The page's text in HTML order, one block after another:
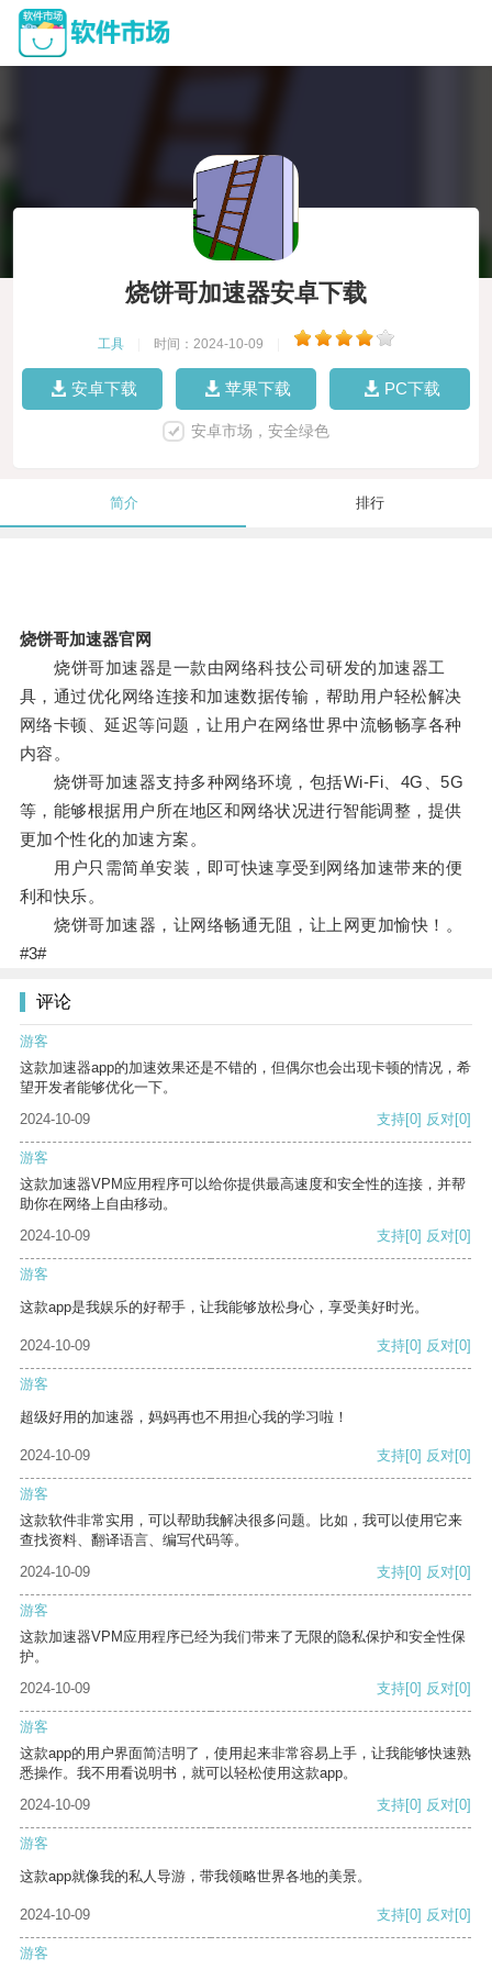
烧饼哥加速器安卓下载
工具 时间：2024-10-09
安卓下载 苹果下载 PC下载
安卓市场，安全绿色
简介 排行
烧饼哥加速器官网
烧饼哥加速器是一款由网络科技公司研发的加速器工
具，通过优化网络连接和加速数据传输，帮助用户轻松解决
网络卡顿、延迟等问题，让用户在网络世界中流畅畅享各种
内容。
烧饼哥加速器支持多种网络环境，包括Wi-Fi、4G、5G
等，能够根据用户所在地区和网络状况进行智能调整，提供
更加个性化的加速方案。
用户只需简单安装，即可快速享受到网络加速带来的便
利和快乐。
烧饼哥加速器，让网络畅通无阻，让上网更加愉快！。
#3#
评论
游客
这款加速器app的加速效果还是不错的，但偶尔也会出现卡顿的情况，希
望开发者能够优化一下。
2024-10-09
支持[0] 反对[0]
游客
这款加速器VPM应用程序可以给你提供最高速度和安全性的连接，并帮
助你在网络上自由移动。
2024-10-09
支持[0] 反对[0]
游客
这款app是我娱乐的好帮手，让我能够放松身心，享受美好时光。
2024-10-09 支持[0] 反对[0]
游客
超级好用的加速器，妈妈再也不用担心我的学习啦！
2024-10-09 支持[0] 反对[0]
游客
这款软件非常实用，可以帮助我解决很多问题。比如，我可以使用它来
查找资料、翻译语言、编写代码等。
2024-10-09
支持[0] 反对[0]
游客
这款加速器VPM应用程序已经为我们带来了无限的隐私保护和安全性保
护。
2024-10-09
支持[0] 反对[0]
游客
这款app的用户界面简洁明了，使用起来非常容易上手，让我能够快速熟
悉操作。我不用看说明书，就可以轻松使用这款app。
2024-10-09
支持[0] 反对[0]
游客
这款app就像我的私人导游，带我领略世界各地的美景。
2024-10-09 支持[0] 反对[0]
游客